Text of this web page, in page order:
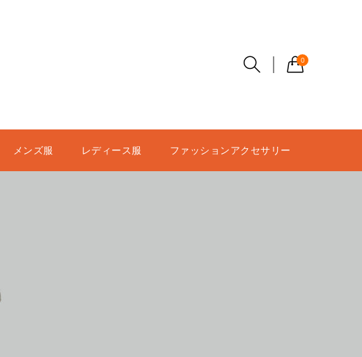
0
メンズ服 レディース服 ファッションアクセサリー